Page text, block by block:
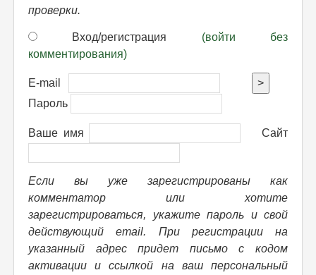
проверки.
Вход/регистрация (войти без
комментирования)
E-mail
>
Пароль
Ваше имя Сайт
Если вы уже зарегистрированы как
комментатор или хотите
зарегистрироваться, укажите пароль и свой
действующий email. При регистрации на
указанный адрес придет письмо с кодом
активации и ссылкой на ваш персональный